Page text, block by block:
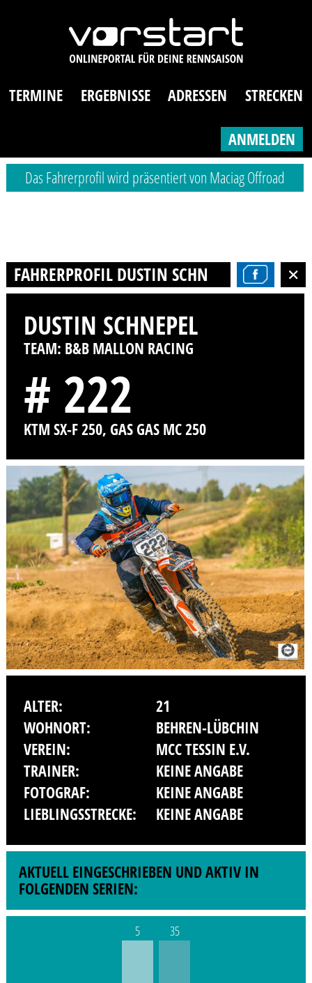
TERMINE ERGEBNISSE ADRESSEN STRECKEN
ANMELDEN
Das Fahrerprofil wird präsentiert von Maciag Offroad
FAHRERPROFIL DUSTIN SCHNEPEL
DUSTIN SCHNEPEL
TEAM: B&B MALLON RACING
# 222
KTM SX-F 250, GAS GAS MC 250
ALTER:
21
WOHNORT:
BEHREN-LÜBCHIN
VEREIN:
MCC TESSIN E.V.
TRAINER:
KEINE ANGABE
FOTOGRAF:
KEINE ANGABE
LIEBLINGSSTRECKE:
KEINE ANGABE
AKTUELL EINGESCHRIEBEN UND AKTIV IN
FOLGENDEN SERIEN:
5 35